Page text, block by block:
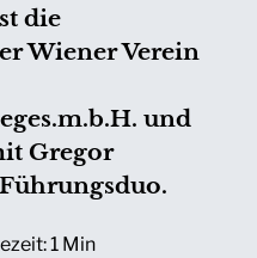
die
Wiener Verein
und
Gregor
1 Min